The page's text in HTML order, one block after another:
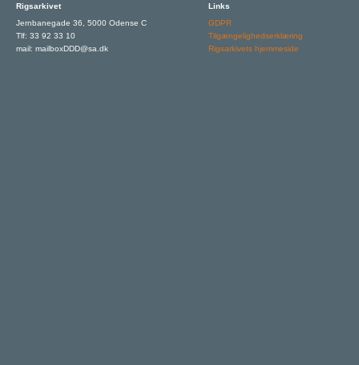
Rigsarkivet
Jernbanegade 36, 5000 Odense C
Tlf: 33 92 33 10
mail: mailboxDDD@sa.dk
Links
GDPR
Tilgængelighedserklæring
Rigsarkivets hjemmeside